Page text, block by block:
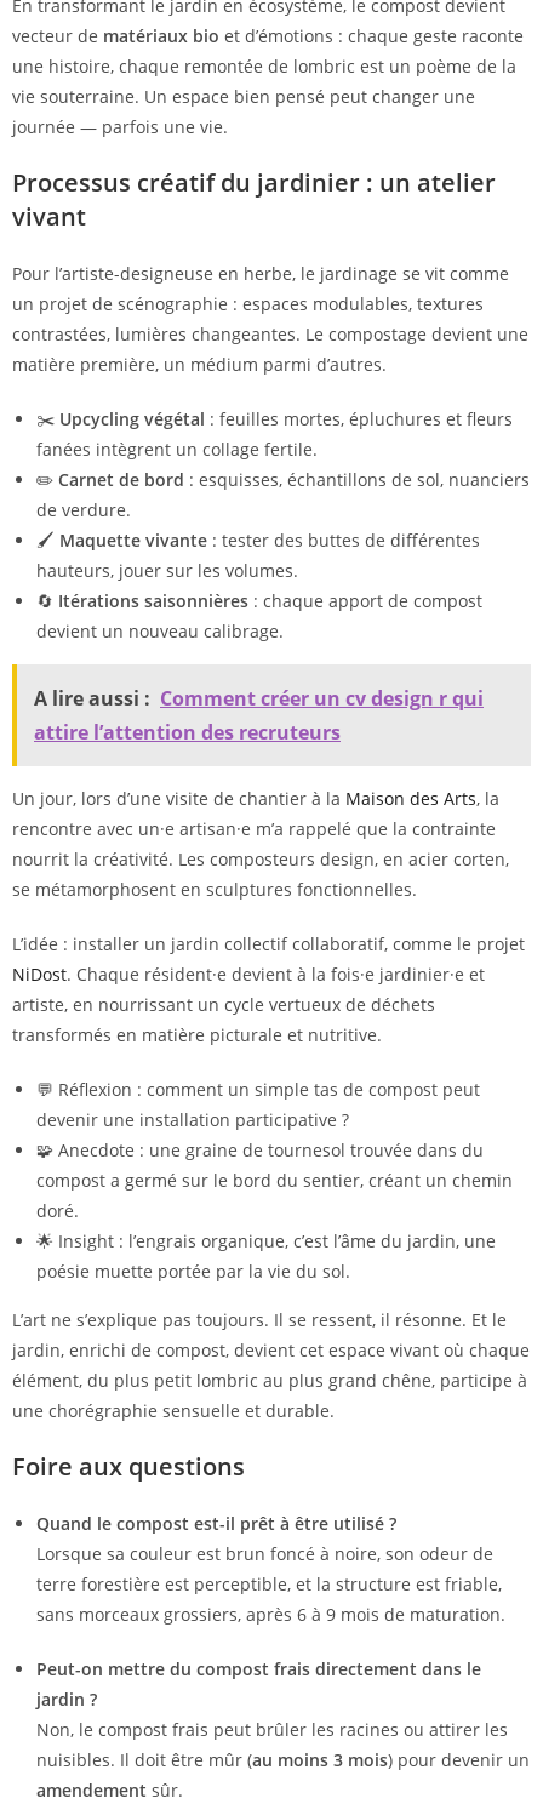
En transformant le jardin en écosystème, le compost devient
vecteur de matériaux bio et d’émotions : chaque geste raconte
une histoire, chaque remontée de lombric est un poème de la
vie souterraine. Un espace bien pensé peut changer une
journée — parfois une vie.
Processus créatif du jardinier : un atelier
vivant
Pour l’artiste-designeuse en herbe, le jardinage se vit comme
un projet de scénographie : espaces modulables, textures
contrastées, lumières changeantes. Le compostage devient une
matière première, un médium parmi d’autres.
✂️ Upcycling végétal : feuilles mortes, épluchures et fleurs
fanées intègrent un collage fertile.
✏️ Carnet de bord : esquisses, échantillons de sol, nuanciers
de verdure.
🖌️ Maquette vivante : tester des buttes de différentes
hauteurs, jouer sur les volumes.
🔄 Itérations saisonnières : chaque apport de compost
devient un nouveau calibrage.
A lire aussi : Comment créer un cv design r qui
attire l’attention des recruteurs
Un jour, lors d’une visite de chantier à la Maison des Arts, la
rencontre avec un·e artisan·e m’a rappelé que la contrainte
nourrit la créativité. Les composteurs design, en acier corten,
se métamorphosent en sculptures fonctionnelles.
L’idée : installer un jardin collectif collaboratif, comme le projet
NiDost. Chaque résident·e devient à la fois·e jardinier·e et
artiste, en nourrissant un cycle vertueux de déchets
transformés en matière picturale et nutritive.
💬 Réflexion : comment un simple tas de compost peut
devenir une installation participative ?
🧩 Anecdote : une graine de tournesol trouvée dans du
compost a germé sur le bord du sentier, créant un chemin
doré.
🌟 Insight : l’engrais organique, c’est l’âme du jardin, une
poésie muette portée par la vie du sol.
L’art ne s’explique pas toujours. Il se ressent, il résonne. Et le
jardin, enrichi de compost, devient cet espace vivant où chaque
élément, du plus petit lombric au plus grand chêne, participe à
une chorégraphie sensuelle et durable.
Foire aux questions
Quand le compost est-il prêt à être utilisé ?
Lorsque sa couleur est brun foncé à noire, son odeur de
terre forestière est perceptible, et la structure est friable,
sans morceaux grossiers, après 6 à 9 mois de maturation.
Peut-on mettre du compost frais directement dans le
jardin ?
Non, le compost frais peut brûler les racines ou attirer les
nuisibles. Il doit être mûr (au moins 3 mois) pour devenir un
amendement sûr.